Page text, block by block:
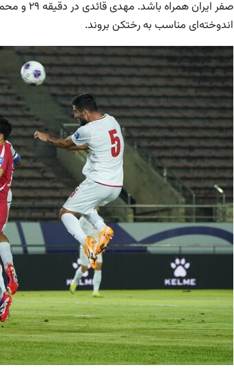
اندوخته‌ای مناسب به رختکن بروند.